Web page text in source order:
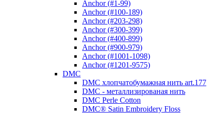
Anchor (#1-99)
Anchor (#100-189)
Anchor (#203-298)
Anchor (#300-399)
Anchor (#400-899)
Anchor (#900-979)
Anchor (#1001-1098)
Anchor (#1201-9575)
DMC
DMC хлопчатобумажная нить art.177
DMC - металлизированая нить
DMC Perle Cotton
DMC® Satin Embroidery Floss